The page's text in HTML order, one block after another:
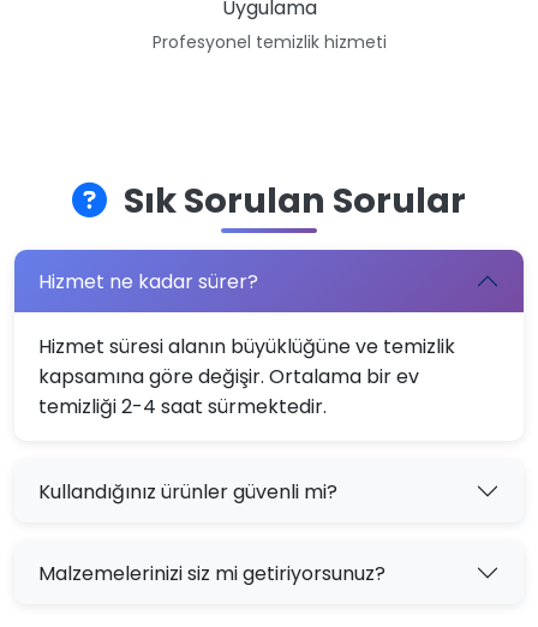
Uygulama
Profesyonel temizlik hizmeti
Sık Sorulan Sorular
Hizmet ne kadar sürer?
Hizmet süresi alanın büyüklüğüne ve temizlik
kapsamına göre değişir. Ortalama bir ev
temizliği 2-4 saat sürmektedir.
Kullandığınız ürünler güvenli mi?
Malzemelerinizi siz mi getiriyorsunuz?